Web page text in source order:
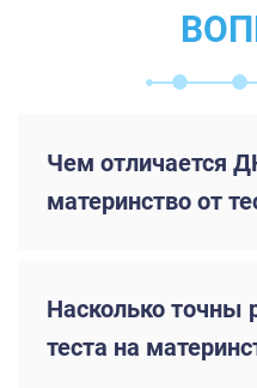
Чем отличается
материнство от
Насколько точны
теста на